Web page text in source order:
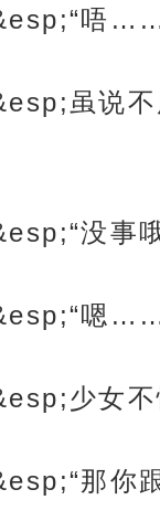
唔……
虽说不
没事
嗯
少女不
那你